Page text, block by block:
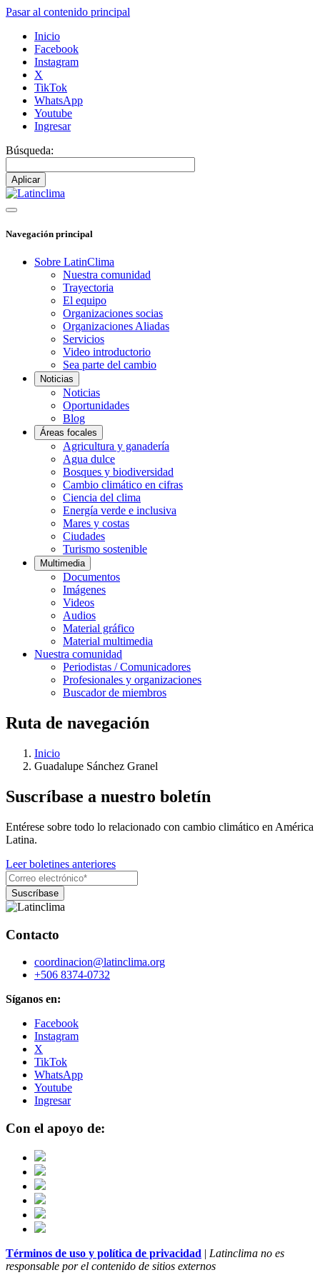
Pasar al contenido principal
Inicio
Facebook
Instagram
X
TikTok
WhatsApp
Youtube
Ingresar
Búsqueda:
Navegación principal
Sobre LatinClima
Nuestra comunidad
Trayectoria
El equipo
Organizaciones socias
Organizaciones Aliadas
Servicios
Video introductorio
Sea parte del cambio
Noticias
Noticias
Oportunidades
Blog
Áreas focales
Agricultura y ganadería
Agua dulce
Bosques y biodiversidad
Cambio climático en cifras
Ciencia del clima
Energía verde e inclusiva
Mares y costas
Ciudades
Turismo sostenible
Multimedia
Documentos
Imágenes
Videos
Audios
Material gráfico
Material multimedia
Nuestra comunidad
Periodistas / Comunicadores
Profesionales y organizaciones
Buscador de miembros
Ruta de navegación
Inicio
Guadalupe Sánchez Granel
Suscríbase a nuestro boletín
Entérese sobre todo lo relacionado con cambio climático en América
Latina.
Leer boletines anteriores
Contacto
coordinacion@latinclima.org
+506 8374-0732
Síganos en:
Facebook
Instagram
X
TikTok
WhatsApp
Youtube
Ingresar
Con el apoyo de:
Términos de uso y política de privacidad | Latinclima no es
responsable por el contenido de sitios externos